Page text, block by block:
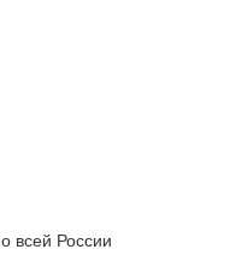
всей России